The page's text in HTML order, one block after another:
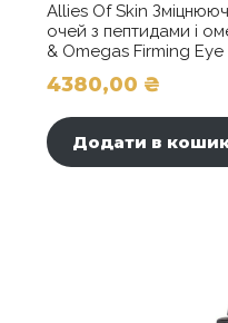
Allies Of Skin
очей з пептидами і
& Omegas Firming Eye
4380,00 ₴
Додати в